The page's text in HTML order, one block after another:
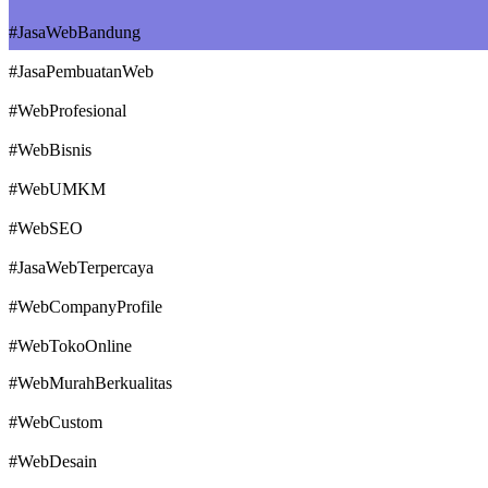
#JasaWebBandung
#JasaPembuatanWeb
#WebProfesional
#WebBisnis
#WebUMKM
#WebSEO
#JasaWebTerpercaya
#WebCompanyProfile
#WebTokoOnline
#WebMurahBerkualitas
#WebCustom
#WebDesain